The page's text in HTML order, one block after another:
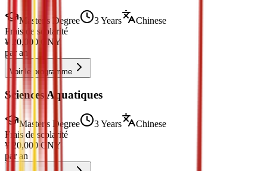
Master's Degree 3 Years
Chinese
Frais de scolarité
¥
20,000 CNY
par an
Voir le programme
Sciences Aquatiques
Master's Degree 3 Years
Chinese
Frais de scolarité
¥ 20,000 CNY
par an